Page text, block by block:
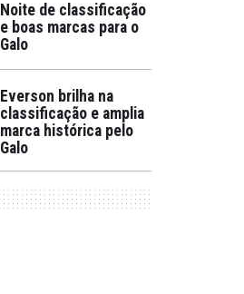
Noite de classificação
e boas marcas para o
Galo
Everson brilha na
classificação e amplia
marca histórica pelo
Galo